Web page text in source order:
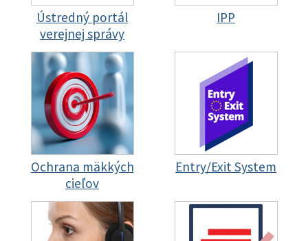
Ústredný portál
verejnej správy
IPP
Ochrana mäkkých
cieľov
Entry/Exit System